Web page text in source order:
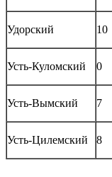
Удорский 10
Усть-Куломский 0
Усть-Вымский 7
Усть-Цилемский 8